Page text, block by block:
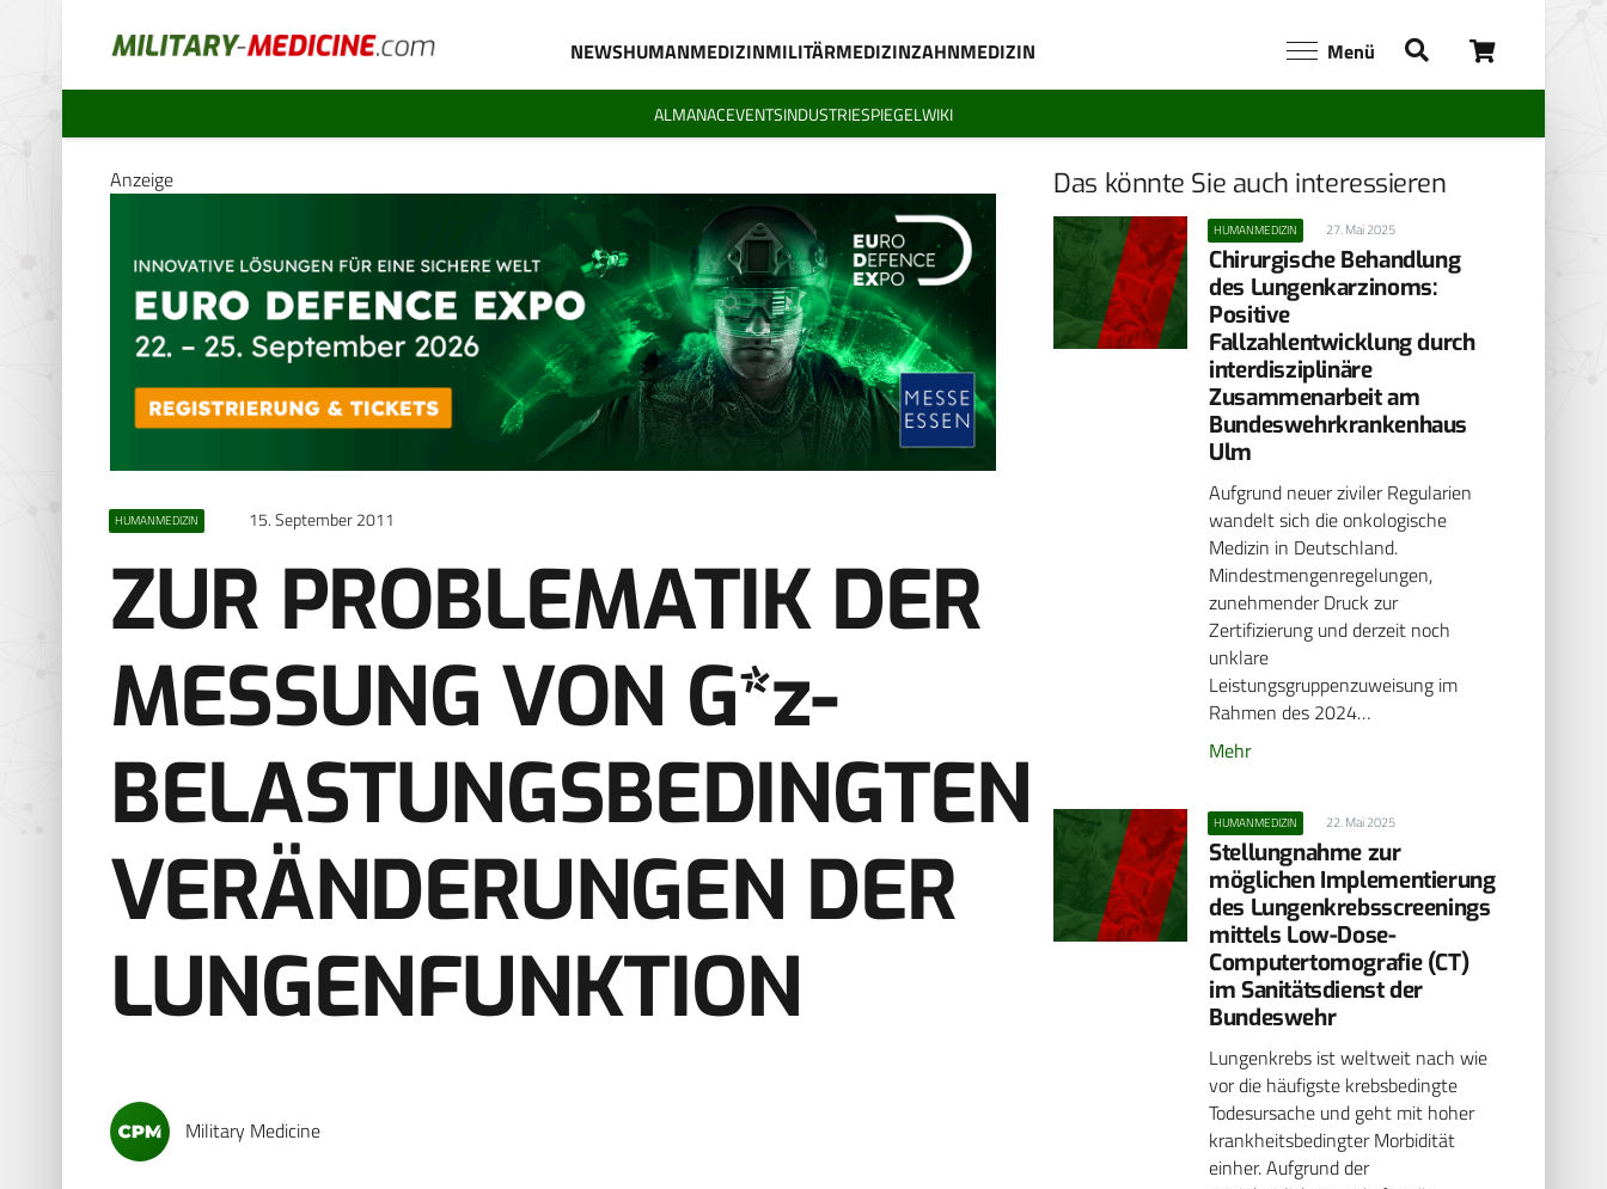
NEWSHUMANMEDIZINMILITÄRMEDIZINZAHNMEDIZIN Menü
ALMANACEVENTSINDUSTRIESPIEGELWIKI
Anzeige
HUMANMEDIZIN 15. September 2011
ZUR PROBLEMATIK DER
MESSUNG VON G*z-
BELASTUNGSBEDINGTEN
VERÄNDERUNGEN DER
LUNGENFUNKTION
Military Medicine
Das könnte Sie auch interessieren
HUMANMEDIZIN 27. Mai 2025
Chirurgische Behandlung
des Lungenkarzinoms:
Positive
Fallzahlentwicklung durch
interdisziplinäre
Zusammenarbeit am
Bundeswehrkrankenhaus
Ulm
Aufgrund neuer ziviler Regularien
wandelt sich die onkologische
Medizin in Deutschland.
Mindestmengenregelungen,
zunehmender Druck zur
Zertifizierung und derzeit noch
unklare
Leistungsgruppenzuweisung im
Rahmen des 2024…
Mehr
HUMANMEDIZIN 22. Mai 2025
Stellungnahme zur
möglichen Implementierung
des Lungenkrebsscreenings
mittels Low-Dose-
Computertomografie (CT)
im Sanitätsdienst der
Bundeswehr
Lungenkrebs ist weltweit nach wie
vor die häufigste krebsbedingte
Todesursache und geht mit hoher
krankheitsbedingter Morbidität
einher. Aufgrund der